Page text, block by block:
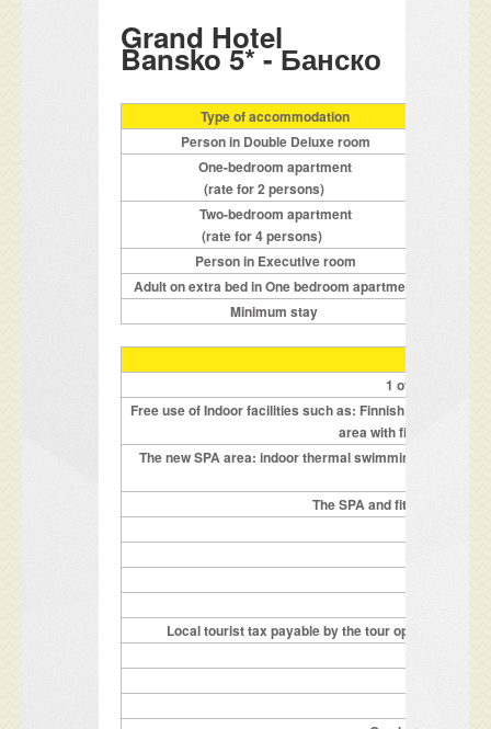
Grand Hotel
Bansko 5* - Банско
Type of accommodation
Person in Double Deluxe room
One-bedroom apartment
(rate for 2 persons)
Two-bedroom apartment
(rate for 4 persons)
Person in Executive room
Adult on extra bed in One bedroom apartment
Minimum stay
1 overnight per
Free use of Indoor facilities such as: Finnish sauna, Salt
area with fireplace,
The new SPA area: indoor thermal swimming pool,
The SPA and fitness center
Local tourist tax payable by the tour operator who